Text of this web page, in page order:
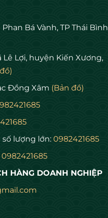
Bá Vành, TP Thái Bình
Lê Lợi, huyện Kiến Xương,
Đồng Xâm (Bản đồ)
lượng lớn: 0982421685
0982421685
HÀNG DOANH NGHIỆP